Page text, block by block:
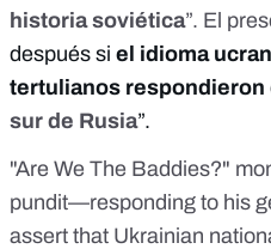
historia soviética”. El
después si el idioma
tertulianos respondieron
sur de Rusia”.
"Are We The Baddies?"
pundit—responding to his
assert that Ukrainian